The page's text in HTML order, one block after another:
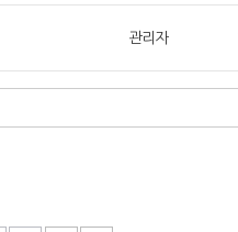
관리자